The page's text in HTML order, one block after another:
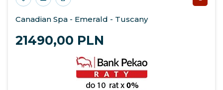
Canadian Spa - Emerald - Tuscany
21490,00 PLN